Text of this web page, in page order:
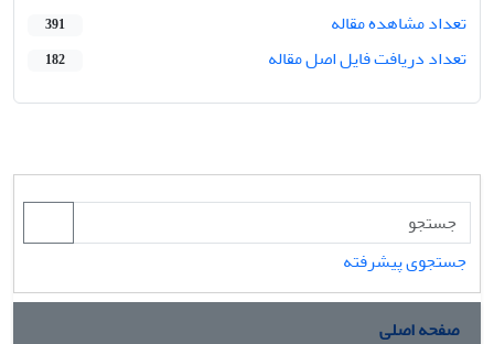
تعداد مشاهده مقاله
391
تعداد دریافت فایل اصل مقاله 182
جستجوی پیشرفته
صفحه اصلی